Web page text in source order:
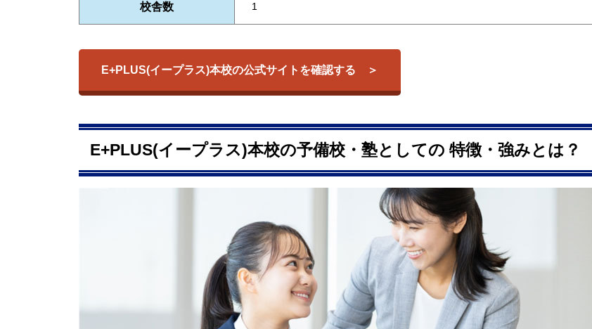
校舎数 1
E+PLUS(イープラス)本校の公式サイトを確認する
E+PLUS(イープラス)本校の予備校・塾としての 特徴・強みとは？